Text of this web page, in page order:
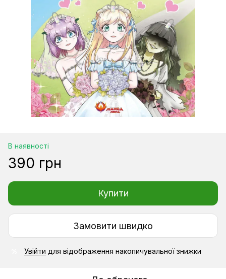
В наявності
390 грн
Купити
Замовити швидко
Увійти для відображення накопичувальної знижки